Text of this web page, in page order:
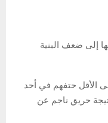
إلى ضعف البنية
حتفهم في أحد
حريق ناجم عن